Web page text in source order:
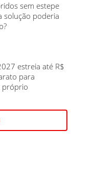
sem estepe
solução poderia
estreia até R$
para
próprio